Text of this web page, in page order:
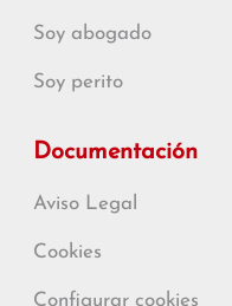
Soy abogado
Soy perito
Documentación
Aviso Legal
Cookies
Configurar cookies